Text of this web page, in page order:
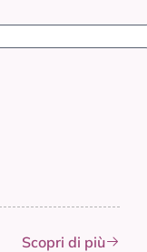
Scopri di più